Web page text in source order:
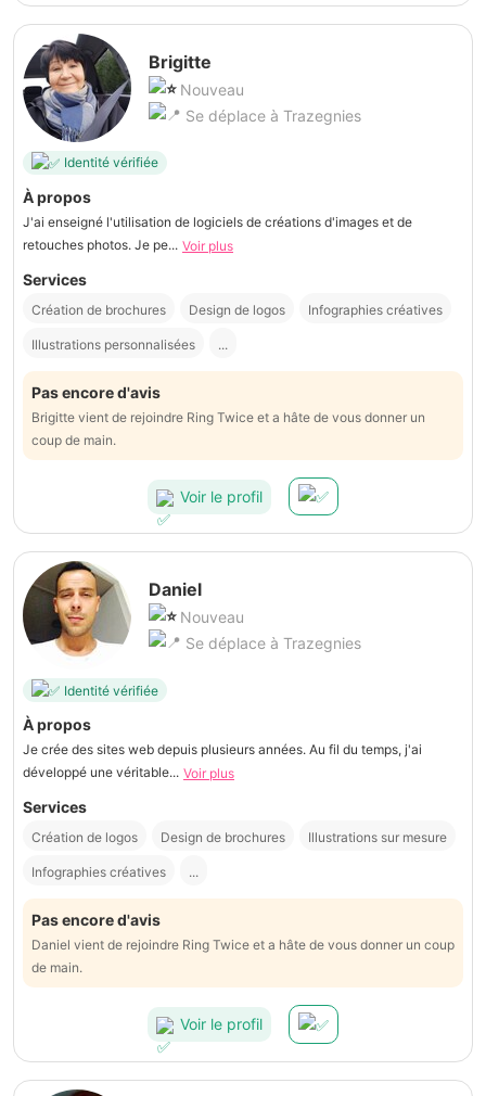
Brigitte
Nouveau
Se déplace à Trazegnies
Identité vérifiée
À propos
J'ai enseigné l'utilisation de logiciels de créations d'images et de
retouches photos. Je pe... Voir plus
Services
Création de brochures Design de logos Infographies créatives
Illustrations personnalisées ...
Pas encore d'avis
Brigitte vient de rejoindre Ring Twice et a hâte de vous donner un
coup de main.
Voir le profil
Daniel
Nouveau
Se déplace à Trazegnies
Identité vérifiée
À propos
Je crée des sites web depuis plusieurs années. Au fil du temps, j'ai
développé une véritable... Voir plus
Services
Création de logos Design de brochures Illustrations sur mesure
Infographies créatives ...
Pas encore d'avis
Daniel vient de rejoindre Ring Twice et a hâte de vous donner un coup
de main.
Voir le profil